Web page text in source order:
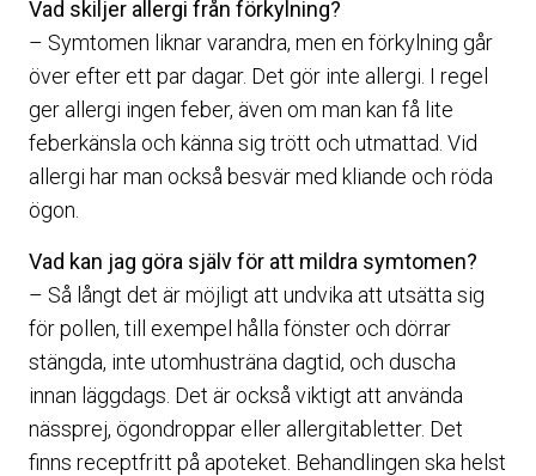
Vad skiljer allergi från förkylning?
– Symtomen liknar varandra, men en förkylning går
över efter ett par dagar. Det gör inte allergi. I regel
ger allergi ingen feber, även om man kan få lite
feberkänsla och känna sig trött och utmattad. Vid
allergi har man också besvär med kliande och röda
ögon.
Vad kan jag göra själv för att mildra symtomen?
– Så långt det är möjligt att undvika att utsätta sig
för pollen, till exempel hålla fönster och dörrar
stängda, inte utomhusträna dagtid, och duscha
innan läggdags. Det är också viktigt att använda
nässprej, ögondroppar eller allergitabletter. Det
finns receptfritt på apoteket. Behandlingen ska helst